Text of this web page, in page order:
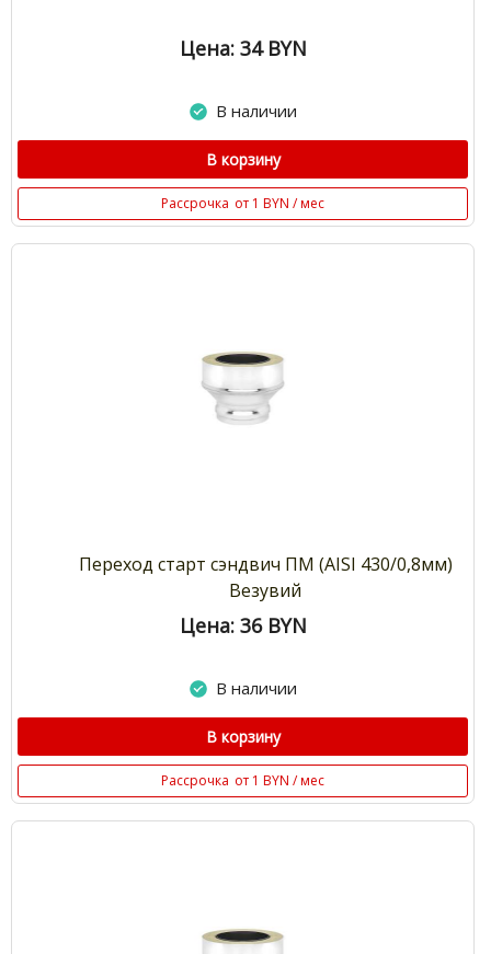
Цена: 34 BYN
В наличии
В корзину
Рассрочка от 1 BYN / мес
Переход старт сэндвич ПМ (AISI 430/0,8мм)
Везувий
Цена: 36 BYN
В наличии
В корзину
Рассрочка от 1 BYN / мес